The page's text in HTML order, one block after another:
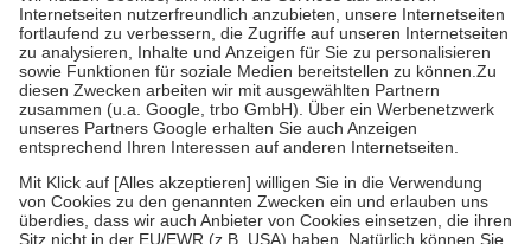
Kosten der Leistung zu entrichten.
Diese Regeln gelten grundsätzlich auch für Online-Apotheken.
Bei Heilmitteln und häuslicher Krankenpflege beträgt die
Zuzahlung zehn Prozent der Kosten sowie zehn Euro je
Verordnung.
Um das Engagement der Versicherten für ihre eigene Gesundheit zu
stärken und die besondere Stellung der Familie zu unterstützen,
fallenkeine Zuzahlungenan bei:
• Kindern und Jugendlichen bis zum vollendeten 18. Lebensjahr
mit Ausnahme der Fahrkosten